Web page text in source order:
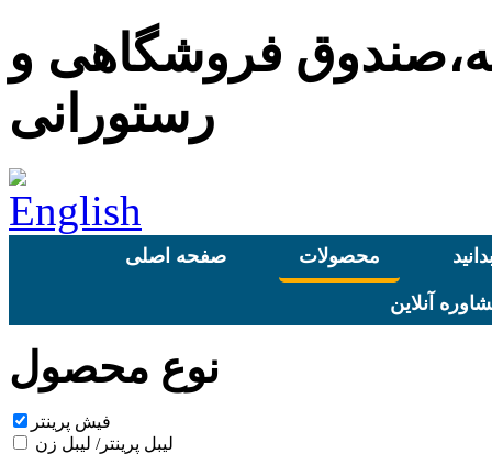
فروشگاهی و
رستورانی
صفحه اصلی محصولات
آنلاین
نوع محصول
فیش پرینتر
لیبل پرینتر/ لیبل زن